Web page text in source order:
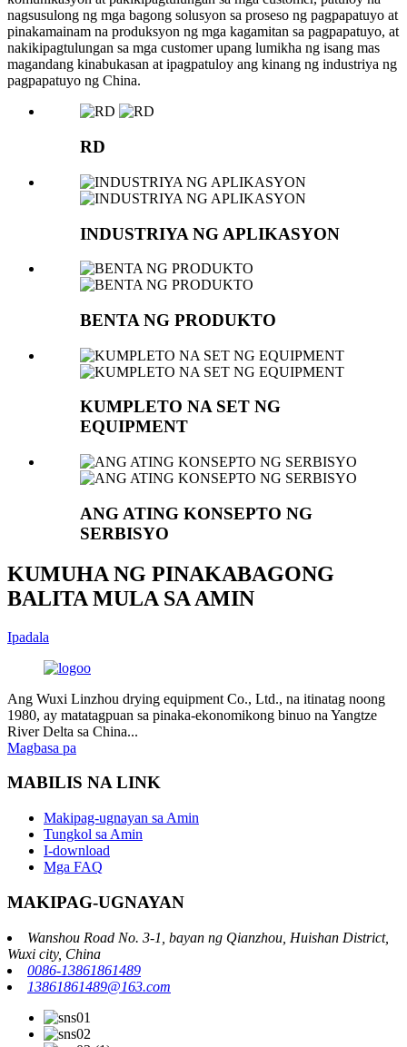
nagsusulong ng mga bagong solusyon sa proseso ng pagpapatuyo at
pinakamainam na produksyon ng mga kagamitan sa pagpapatuyo, at
nakikipagtulungan sa mga customer upang lumikha ng isang mas
magandang kinabukasan at ipagpatuloy ang kinang ng industriya ng
pagpapatuyo ng China.
RD
INDUSTRIYA NG APLIKASYON
BENTA NG PRODUKTO
KUMPLETO NA SET NG
EQUIPMENT
ANG ATING KONSEPTO NG
SERBISYO
KUMUHA NG PINAKABAGONG
BALITA MULA SA AMIN
Ipadala
Ang Wuxi Linzhou drying equipment Co., Ltd., na itinatag noong
1980, ay matatagpuan sa pinaka-ekonomikong binuo na Yangtze
River Delta sa China...
Magbasa pa
MABILIS NA LINK
Makipag-ugnayan sa Amin
Tungkol sa Amin
I-download
Mga FAQ
MAKIPAG-UGNAYAN
Wanshou Road No. 3-1, bayan ng Qianzhou, Huishan District,
Wuxi city, China
0086-13861861489
13861861489@163.com